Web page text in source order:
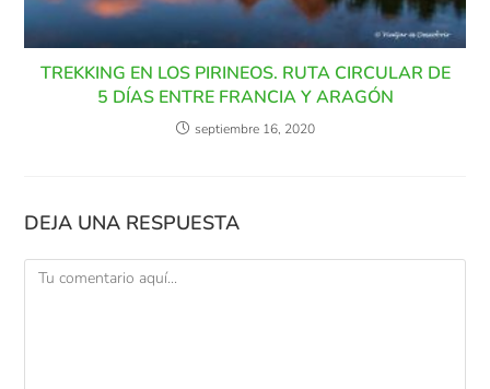
TREKKING EN LOS PIRINEOS. RUTA CIRCULAR DE
5 DÍAS ENTRE FRANCIA Y ARAGÓN
septiembre 16, 2020
DEJA UNA RESPUESTA